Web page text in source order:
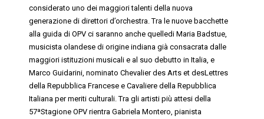
considerato uno dei maggiori talenti della nuova
generazione di direttori d’orchestra. Tra le nuove bacchette
alla guida di OPV ci saranno anche quellediMariaBadstue
musicista olandese di origine indiana già consacrata dalle
maggiori istituzioni musicali e al suo debutto in Italia, e
MarcoGuidarini , nominato Chevalier des Arts et desLettres
della Repubblica Francese e Cavaliere della Repubblica
Italiana per meriti culturali. Tra gli artisti più attesi della
57ªStagione OPV rientraGabriela Montero , pianista